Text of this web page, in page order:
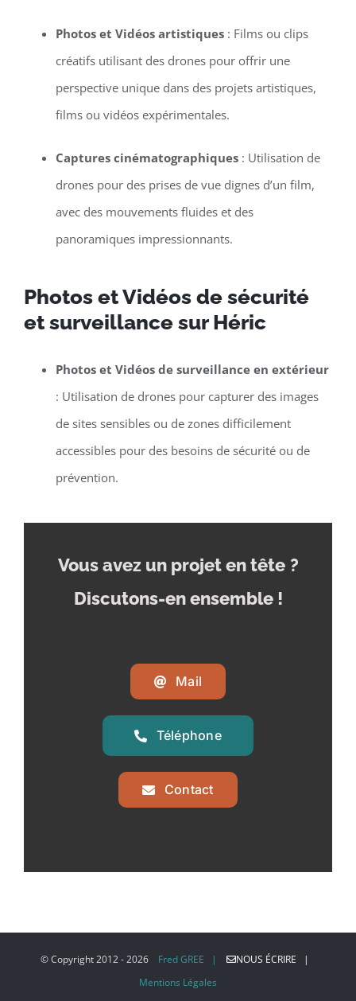
Photos et Vidéos artistiques: Films ou clips
créatifs utilisant des drones pour offrir une
perspective unique dans des projets artistiques,
films ou vidéos expérimentales.
Captures cinématographiques: Utilisation de
drones pour des prises de vue dignes d’un film,
avec des mouvements fluides et des
panoramiques impressionnants.
Photos et Vidéos de sécurité
et surveillance sur Héric
Photos et Vidéos de surveillance en extérieur
: Utilisation de drones pour capturer des images
de sites sensibles ou de zones difficilement
accessibles pour des besoins de sécurité ou de
prévention.
Vous avez un projet en tête ?
Discutons-en ensemble !
Mail
Téléphone
Contact
© Copyright 2012 -2026 Fred GREE |
NOUS ÉCRIRE |
Mentions Légales